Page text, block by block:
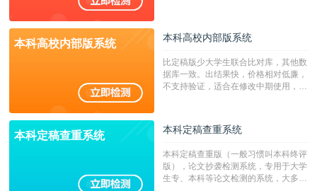
本科高校内部版系统 本科高校内部版系统
比定稿版少大学生联合比对库，其他数
据库一致。出结果快，价格相对低廉，
不支持验证，适合在修改中期使用，定
本科定稿查重系统 本科定稿查重系统
本科定稿查重版（一般习惯叫本科终评
版），论文抄袭检测系统，专用于大学
生专、本科等论文检测的系统，大多数